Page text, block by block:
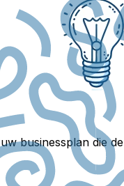
businessplan die